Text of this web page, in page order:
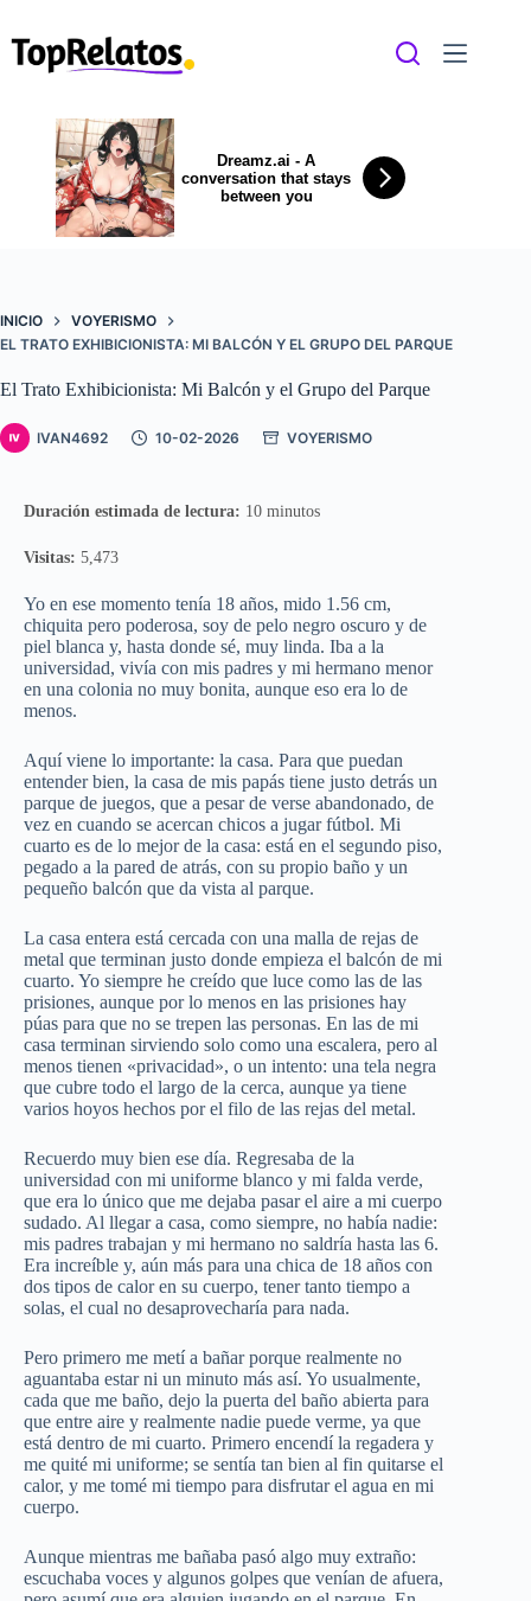
contenido
Dreamz.ai - A
conversation that stays
between you
INICIO
VOYERISMO
EL TRATO EXHIBICIONISTA: MI BALCÓN Y EL GRUPO DEL PARQUE
El Trato Exhibicionista: Mi Balcón y el Grupo del Parque
IVAN4692 10-02-2026 VOYERISMO
Duración estimada de lectura: 10 minutos
Visitas: 5,473
Yo en ese momento tenía 18 años, mido 1.56 cm,
chiquita pero poderosa, soy de pelo negro oscuro y de
piel blanca y, hasta donde sé, muy linda. Iba a la
universidad, vivía con mis padres y mi hermano menor
en una colonia no muy bonita, aunque eso era lo de
menos.
Aquí viene lo importante: la casa. Para que puedan
entender bien, la casa de mis papás tiene justo detrás un
parque de juegos, que a pesar de verse abandonado, de
vez en cuando se acercan chicos a jugar fútbol. Mi
cuarto es de lo mejor de la casa: está en el segundo piso,
pegado a la pared de atrás, con su propio baño y un
pequeño balcón que da vista al parque.
La casa entera está cercada con una malla de rejas de
metal que terminan justo donde empieza el balcón de mi
cuarto. Yo siempre he creído que luce como las de las
prisiones, aunque por lo menos en las prisiones hay
púas para que no se trepen las personas. En las de mi
casa terminan sirviendo solo como una escalera, pero al
menos tienen «privacidad», o un intento: una tela negra
que cubre todo el largo de la cerca, aunque ya tiene
varios hoyos hechos por el filo de las rejas del metal.
Recuerdo muy bien ese día. Regresaba de la
universidad con mi uniforme blanco y mi falda verde,
que era lo único que me dejaba pasar el aire a mi cuerpo
sudado. Al llegar a casa, como siempre, no había nadie:
mis padres trabajan y mi hermano no saldría hasta las 6.
Era increíble y, aún más para una chica de 18 años con
dos tipos de calor en su cuerpo, tener tanto tiempo a
solas, el cual no desaprovecharía para nada.
Pero primero me metí a bañar porque realmente no
aguantaba estar ni un minuto más así. Yo usualmente,
cada que me baño, dejo la puerta del baño abierta para
que entre aire y realmente nadie puede verme, ya que
está dentro de mi cuarto. Primero encendí la regadera y
me quité mi uniforme; se sentía tan bien al fin quitarse el
calor, y me tomé mi tiempo para disfrutar el agua en mi
cuerpo.
Aunque mientras me bañaba pasó algo muy extraño:
escuchaba voces y algunos golpes que venían de afuera,